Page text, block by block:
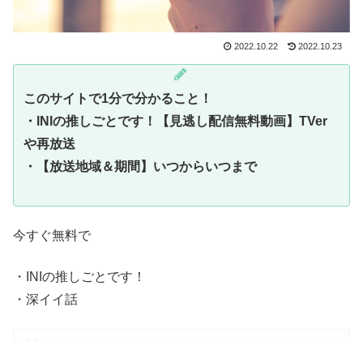
2022.10.22 2022.10.23
このサイトで1分で分かること！
・INIの推しごとです！【見逃し配信無料動画】TVer
や再放送
・
【放送地域＆期間】いつからいつまで
今すぐ無料で
・INIの推しごとです！
・深イイ話